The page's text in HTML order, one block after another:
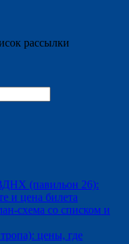
рассылки
(павильон 26):
и цена билета
схема со списком и
цены, где